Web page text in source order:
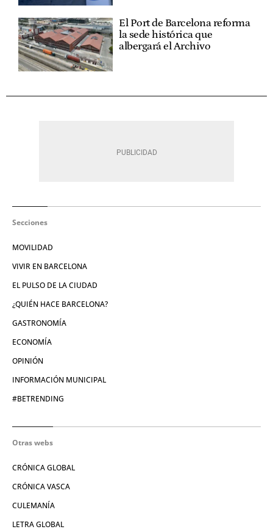
El Port de Barcelona reforma
la sede histórica que
albergará el Archivo
Secciones
MOVILIDAD
VIVIR EN BARCELONA
EL PULSO DE LA CIUDAD
¿QUIÉN HACE BARCELONA?
GASTRONOMÍA
ECONOMÍA
OPINIÓN
INFORMACIÓN MUNICIPAL
#BETRENDING
Otras webs
CRÓNICA GLOBAL
CRÓNICA VASCA
CULEMANÍA
LETRA GLOBAL